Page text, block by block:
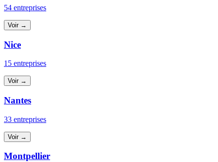
54 entreprises
Voir →
Nice
15 entreprises
Voir →
Nantes
33 entreprises
Voir →
Montpellier